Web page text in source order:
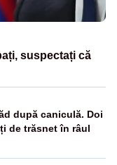
suspectați că
după caniculă. Doi
de trăsnet în râul